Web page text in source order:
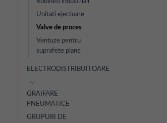
Unitati ejectoare
Valve de proces
Ventuze pentru
suprafete plane
ELECTRODISTRIBUITOARE
GRAIFARE
PNEUMATICE
GRUPURI DE